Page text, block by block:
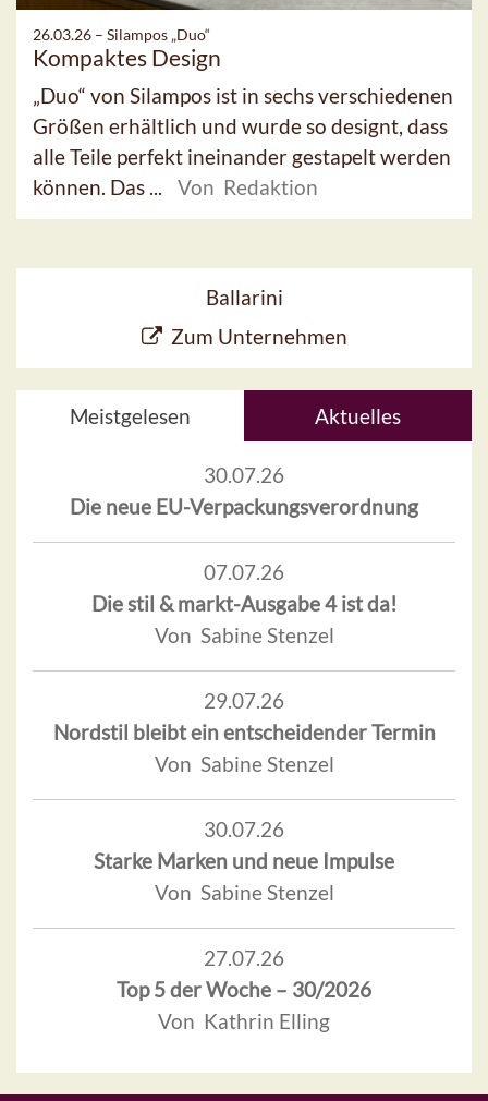
26.03.26 – Silampos „Duo“
Kompaktes Design
„Duo“ von Silampos ist in sechs verschiedenen
Größen erhältlich und wurde so designt, dass
alle Teile perfekt ineinander gestapelt werden
können. Das ...
Von Redaktion
Ballarini
Zum Unternehmen
Meistgelesen Aktuelles
30.07.26
Die neue EU-Verpackungsverordnung
07.07.26
Die stil & markt-Ausgabe 4 ist da!
Von Sabine Stenzel
29.07.26
Nordstil bleibt ein entscheidender Termin
Von Sabine Stenzel
30.07.26
Starke Marken und neue Impulse
Von Sabine Stenzel
27.07.26
Top 5 der Woche – 30/2026
Von Kathrin Elling